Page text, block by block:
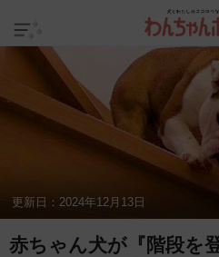
更新日： 2024年12月13日
赤ちゃん犬が『階段を